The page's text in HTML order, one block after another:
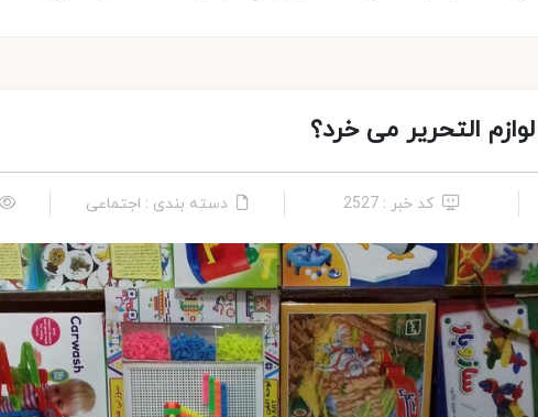
التحریر می‌ خرد؟
کد خبر : 2527 دسته بندی : اجتماعی